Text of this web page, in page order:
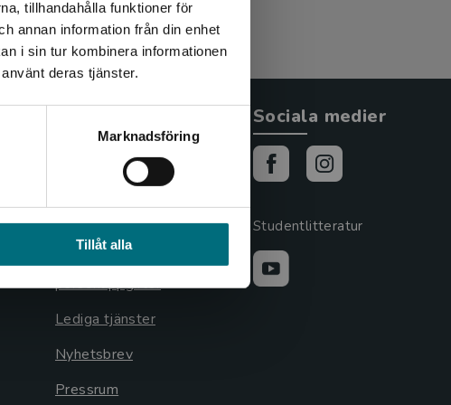
tillhandahålla funktioner för
annan information från din enhet
i sin tur kombinera informationen
deras tjänster.
Marknadsföring
Tillåt alla
via
Cookieinställningar
GDPR och
personuppgifter
Lediga tjänster
Nyhetsbrev
Pressrum
Sociala medier
Studentlitteratur